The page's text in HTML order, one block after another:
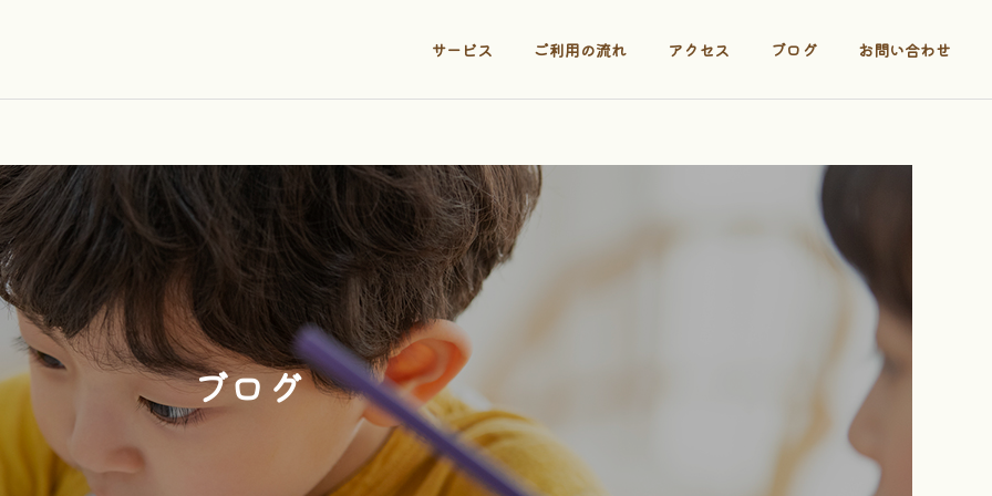
サービス ご利用の流れ アクセス ブログ お問い合わせ
ブログ